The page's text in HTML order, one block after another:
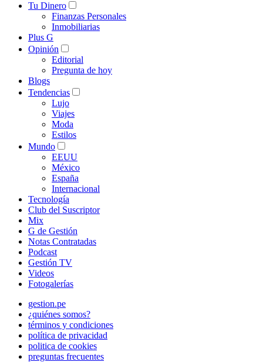
Tu Dinero
Finanzas Personales
Inmobiliarias
Plus G
Opinión
Editorial
Pregunta de hoy
Blogs
Tendencias
Lujo
Viajes
Moda
Estilos
Mundo
EEUU
México
España
Internacional
Tecnología
Club del Suscriptor
Mix
G de Gestión
Notas Contratadas
Podcast
Gestión TV
Videos
Fotogalerías
gestion.pe
¿quiénes somos?
términos y condiciones
política de privacidad
politica de cookies
preguntas frecuentes